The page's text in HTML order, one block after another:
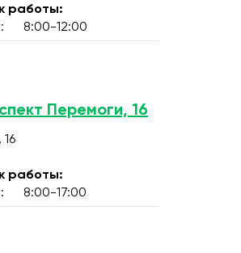
работы:
8:00-12:00
Перемоги, 16
работы:
8:00-17:00